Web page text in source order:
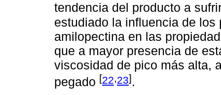
tendencia del producto a
estudiado la influencia de
amilopectina en las
que a mayor presencia de
viscosidad de pico más alta,
pegado [22 23].